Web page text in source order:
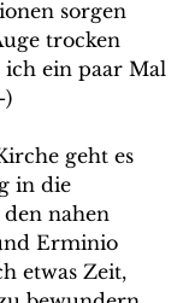
sorgen
trocken
ein paar Mal
)
geht es
in die
den nahen
Erminio
etwas Zeit,